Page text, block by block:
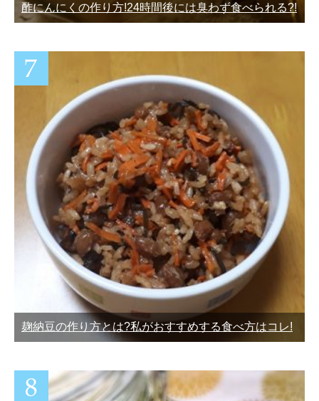
酢にんにくの作り方!24時間後には臭わず食べられる?!
麹納豆の作り方とは?私がおすすめする食べ方はコレ!